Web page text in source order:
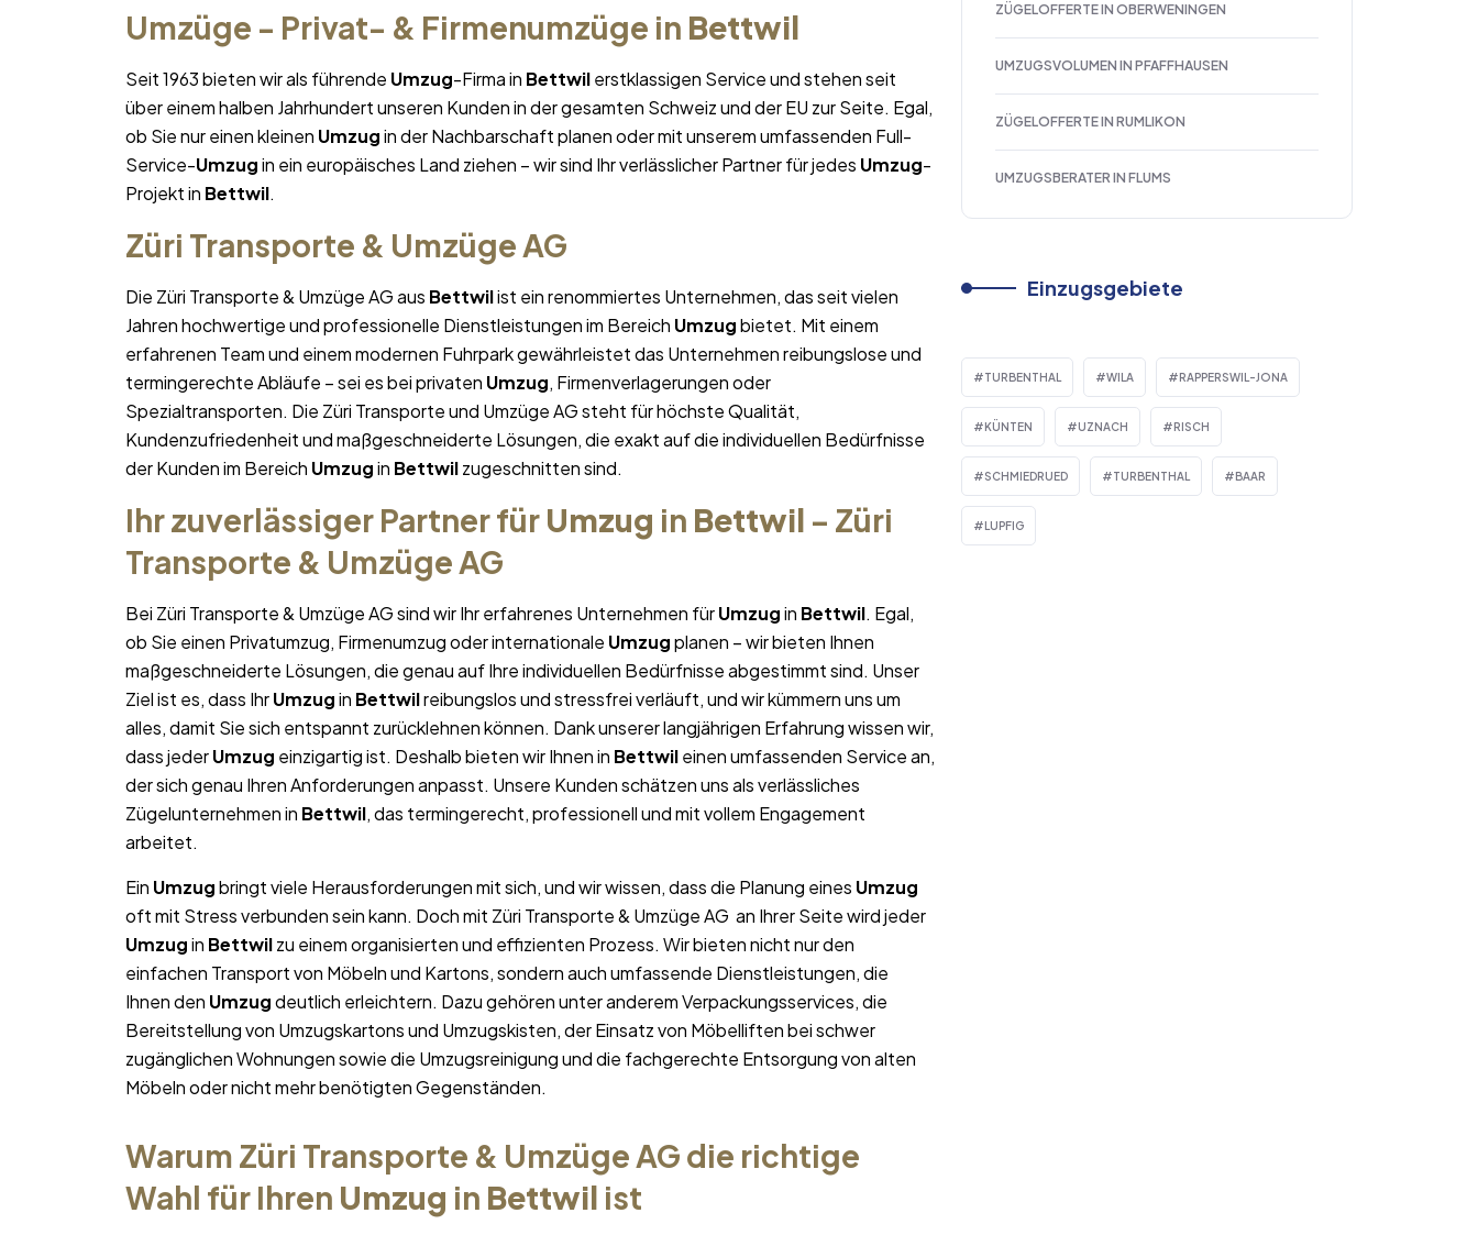
Umzüge - Privat- & Firmenumzüge in Bettwil
Seit 1963 bieten wir als führende Umzug-Firma in Bettwilerstklassigen Service und stehen seit
über einem halben Jahrhundert unseren Kunden in der gesamten Schweiz und der EU zur Seite. Egal,
ob Sie nur einen kleinen Umzugin der Nachbarschaft planen oder mit unserem umfassenden Full-
Service-Umzugin ein europäisches Land ziehen – wir sind Ihr verlässlicher Partner für jedes Umzug-
Projekt in Bettwil.
Züri Transporte & Umzüge AG
Die Züri Transporte & Umzüge AG aus Bettwilist ein renommiertes Unternehmen, das seit vielen
Jahren hochwertige und professionelle Dienstleistungen im Bereich Umzugbietet. Mit einem
erfahrenen Team und einem modernen Fuhrpark gewährleistet das Unternehmen reibungslose und
termingerechte Abläufe – sei es bei privaten Umzug, Firmenverlagerungen oder
Spezialtransporten. Die Züri Transporte und Umzüge AG steht für höchste Qualität,
Kundenzufriedenheit und maßgeschneiderte Lösungen, die exakt auf die individuellen Bedürfnisse
der Kunden im Bereich Umzugin Bettwilzugeschnitten sind.
Ihr zuverlässiger Partner für Umzug in Bettwil – Züri
Transporte & Umzüge AG
Bei Züri Transporte & Umzüge AG sind wir Ihr erfahrenes Unternehmen fürUmzugin Bettwil. Egal,
ob Sie einen Privatumzug, Firmenumzug oder internationale Umzugplanen – wir bieten Ihnen
maßgeschneiderte Lösungen, die genau auf Ihre individuellen Bedürfnisse abgestimmt sind. Unser
Ziel ist es, dass IhrUmzugin Bettwilreibungslos und stressfrei verläuft, und wir kümmern uns um
alles, damit Sie sich entspannt zurücklehnen können. Dank unserer langjährigen Erfahrung wissen wir,
dass jederUmzug einzigartig ist. Deshalb bieten wir Ihnen in Bettwileinen umfassenden Service an,
der sich genau Ihren Anforderungen anpasst. Unsere Kunden schätzen uns als verlässliches
Zügelunternehmen in Bettwil, das termingerecht, professionell und mit vollem Engagement
arbeitet.
Ein Umzugbringt viele Herausforderungen mit sich, und wir wissen, dass die Planung eines Umzug
oft mit Stress verbunden sein kann. Doch mit Züri Transporte & Umzüge AG an Ihrer Seite wird jeder
Umzugin Bettwilzu einem organisierten und effizienten Prozess. Wir bieten nicht nur den
einfachen Transport von Möbeln und Kartons, sondern auch umfassende Dienstleistungen, die
Ihnen den Umzugdeutlich erleichtern. Dazu gehören unter anderem Verpackungsservices, die
Bereitstellung von Umzugskartons und Umzugskisten, der Einsatz von Möbelliften bei schwer
zugänglichen Wohnungen sowie die Umzugsreinigung und die fachgerechte Entsorgung von alten
Möbeln oder nicht mehr benötigten Gegenständen.
Warum Züri Transporte & Umzüge AG die richtige
Wahl für Ihren Umzug in Bettwil ist
ZÜGELOFFERTE IN OBERWENINGEN
UMZUGSVOLUMEN IN PFAFFHAUSEN
ZÜGELOFFERTE IN RUMLIKON
UMZUGSBERATER IN FLUMS
Einzugsgebiete
TURBENTHAL WILA RAPPERSWIL-JONA
KÜNTEN UZNACH RISCH
SCHMIEDRUED TURBENTHAL BAAR
LUPFIG